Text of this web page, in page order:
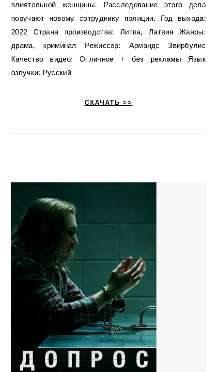
влиятельной женщины. Расследование этого дела
поручают новому сотруднику полиции. Год выхода:
2022 Страна производства: Литва, Латвия Жанры:
драма, криминал Режиссер: Армандс Звирбулис
Качество видео: Отличное + без рекламы Язык
озвучки: Русский
СКАЧАТЬ >>